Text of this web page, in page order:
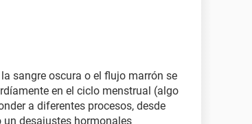
sangre oscura o el flujo marrón se
en el ciclo menstrual (algo
a diferentes procesos, desde
desajustes hormonales